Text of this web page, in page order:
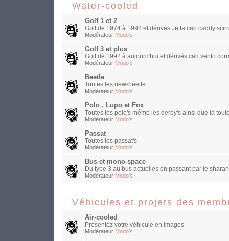
Water-cooled
Golf 1 et 2
Golf de 1974 à 1992 et dérivés Jetta cab caddy
Modérateur Modo's
Golf 3 et plus
Golf de 1992 à aujourd'hui et dérivés cab vento
Modérateur Modo's
Beetle
Toutes les new-beetle
Modérateur Modo's
Polo , Lupo et Fox
Toutes les polo's même les derby's ainsi que la
Modérateur Modo's
Passat
Toutes les passat's
Modérateur Modo's
Bus et mono-space
Du type 3 au bus actuelles en passant par le
Modérateur Modo's
Véhicules et projets des
Air-cooled
Présentez votre véhicule en images
Modérateur Modo's